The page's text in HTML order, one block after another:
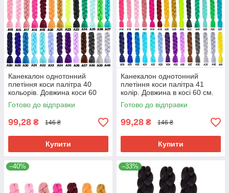
Питання за замовленням, можна
задати за телефонами вказаними
на сайті, у Viber або Телеграм:
+380975753523 або на пошту
vlaleks9@ukr.net
Канекалон однотонний
плетіння коси палітра 40
кольорів. Довжина коси 60
см. Термостійкий.
Готово до відправки
99,28 ₴ 146 ₴
Купити
Канекалон однотонний
плетіння коси палітра 41
колір. Довжина в косі 60 см.
Термостійкий.
Готово до відправки
99,28 ₴ 146 ₴
Купити
–40% –33%